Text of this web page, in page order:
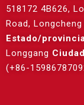
518172 4B626,
Road,
Estado/
Longgang
(+86-